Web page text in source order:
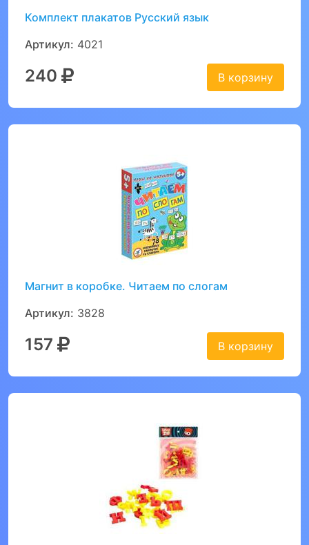
Комплект плакатов Русский язык
Артикул: 4021
240 В корзину
Магнит в коробке. Читаем по слогам
Артикул: 3828
157 В корзину